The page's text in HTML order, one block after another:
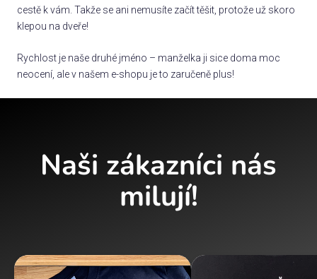
cestě k vám. Takže se ani nemusíte začít těšit, protože už skoro
klepou na dveře!
Rychlost je naše druhé jméno – manželka ji sice doma moc
neocení, ale v našem e-shopu je to zaručeně plus!
Naši zákazníci nás
milují!